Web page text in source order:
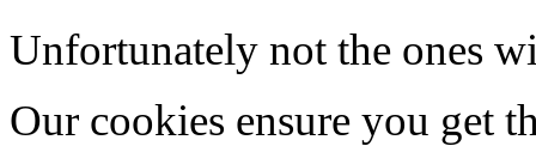
Unfortunately not the ones
Our cookies ensure you get